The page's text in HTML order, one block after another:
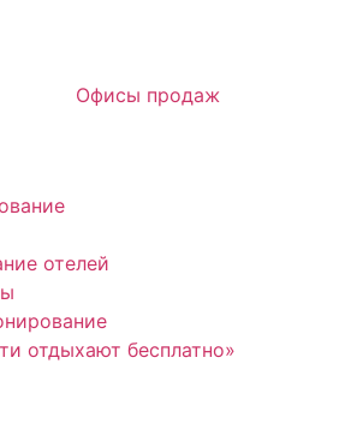
Офисы продаж
отелей
отдыхают бесплатно»